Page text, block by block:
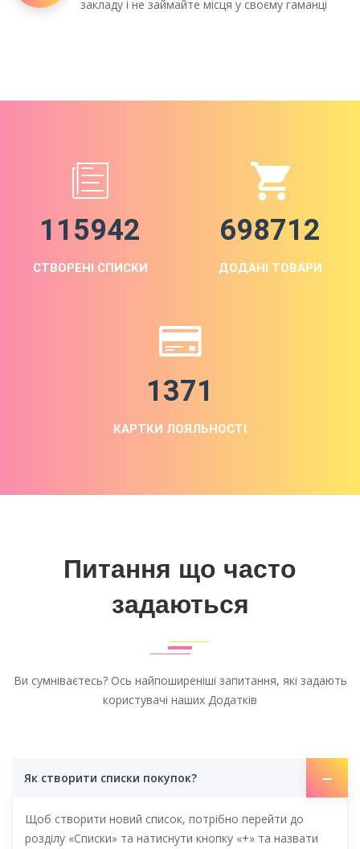
закладу і не займайте місця у своєму гаманці
115942
СТВОРЕНІ СПИСКИ
698712
ДОДАНІ ТОВАРИ
1371
КАРТКИ ЛОЯЛЬНОСТІ
Питання що часто
задаються
Ви сумніваєтесь? Ось найпоширеніші запитання, які задають
користувачі наших Додатків
Як створити списки покупок?
Щоб створити новий список, потрібно перейти до
розділу «Списки» та натиснути кнопку «+» та назвати